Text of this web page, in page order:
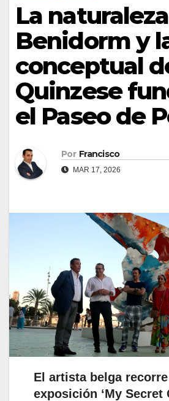
La
Benidorm y
conceptual
Quinzese
el Paseo de
Por Francisco
MAR 17, 2026
El artista belga
exposición ‘My Secret